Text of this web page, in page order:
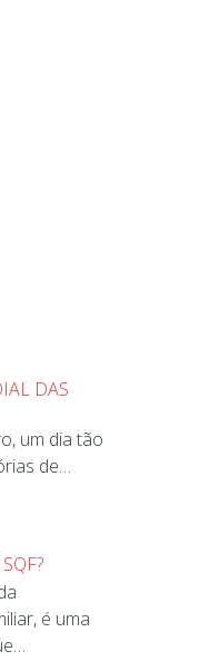
DAS
um dia tão
de…
é uma